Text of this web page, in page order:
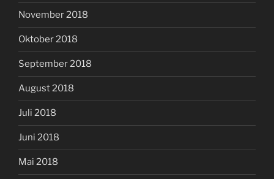
November 2018
Oktober 2018
September 2018
August 2018
Juli 2018
Juni 2018
Mai 2018